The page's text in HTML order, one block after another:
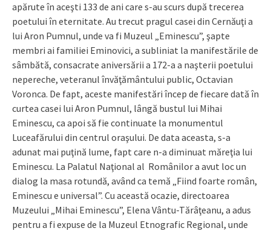
apărute în aceşti 133 de ani care s-au scurs după trecerea
poetului în eternitate. Au trecut pragul casei din Cernăuţi a
lui Aron Pumnul, unde va fi Muzeul „Eminescu”, şapte
membri ai familiei Eminovici, a subliniat la manifestările de
sâmbătă, consacrate aniversării a 172-a a naşterii poetului
nepereche, veteranul învăţământului public, Octavian
Voronca. De fapt, aceste manifestări încep de fiecare dată în
curtea casei lui Aron Pumnul, lângă bustul lui Mihai
Eminescu, ca apoi să fie continuate la monumentul
Luceafărului din centrul oraşului. De data aceasta, s-a
adunat mai puţină lume, fapt care n-a diminuat măreţia lui
Eminescu. La Palatul Naţional al Românilor a avut loc un
dialog la masa rotundă, având ca temă „Fiind foarte român,
Eminescu e universal”. Cu această ocazie, directoarea
Muzeului „Mihai Eminescu”, Elena Vântu-Tărâţeanu, a adus
pentru a fi expuse de la Muzeul Etnografic Regional, unde